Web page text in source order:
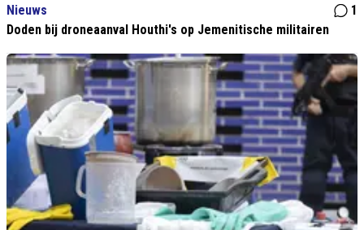
Nieuws
1
Doden bij droneaanval Houthi's op Jemenitische militairen